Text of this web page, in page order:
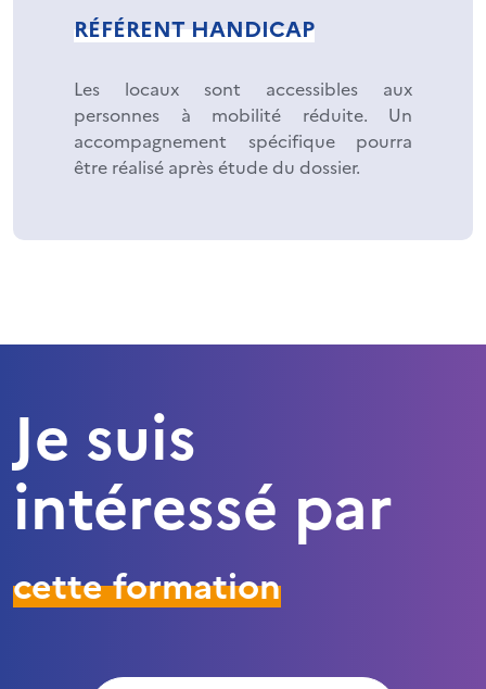
RÉFÉRENT HANDICAP
Les locaux sont accessibles aux
personnes à mobilité réduite. Un
accompagnement spécifique pourra
être réalisé après étude du dossier.
Je suis
intéressé par
cette formation